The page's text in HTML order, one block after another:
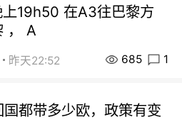
19h50 在A3往巴黎方
， A
昨天22:52 685 1
都带多少欧，政策有变